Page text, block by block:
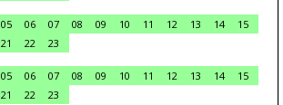
05 06 07 08 09 10 11 12 13 14
15
21 22
23
05 06 07 08 09 10 11 12 13 14
15
21 22
23